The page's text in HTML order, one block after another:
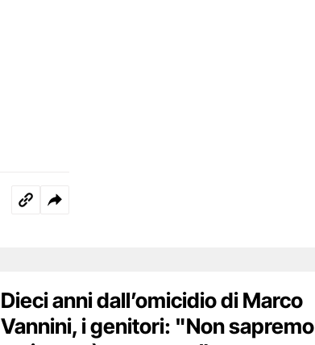
Dieci anni dall’omicidio di Marco
Vannini, i genitori: "Non sapremo